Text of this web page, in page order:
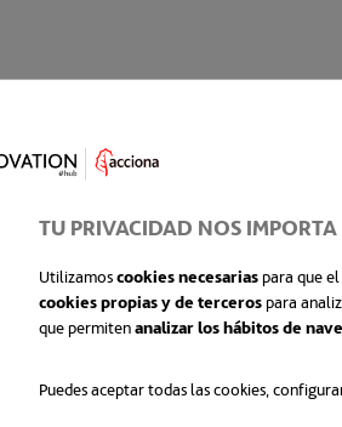
TU PRIVACIDAD NOS IMPORTA
Utilizamoscookies necesariaspara que el
cookies propias y de tercerospara
que permitenanalizar los hábitos de
Puedes aceptar todas las cookies,